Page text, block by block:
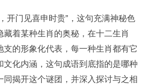
开门见喜申时贵”，这句充满神秘色
藏着某种生肖的奥秘，在十二生肖
支的形象化代表，每一种生肖都有它
文化内涵，这句成语到底指的是哪种
同揭开这个谜团，并深入探讨与之相